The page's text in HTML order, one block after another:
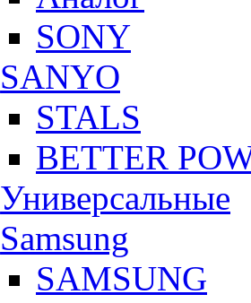
SONY
SANYO
STALS
BETTER
Универсальные
Samsung
SAMSUNG